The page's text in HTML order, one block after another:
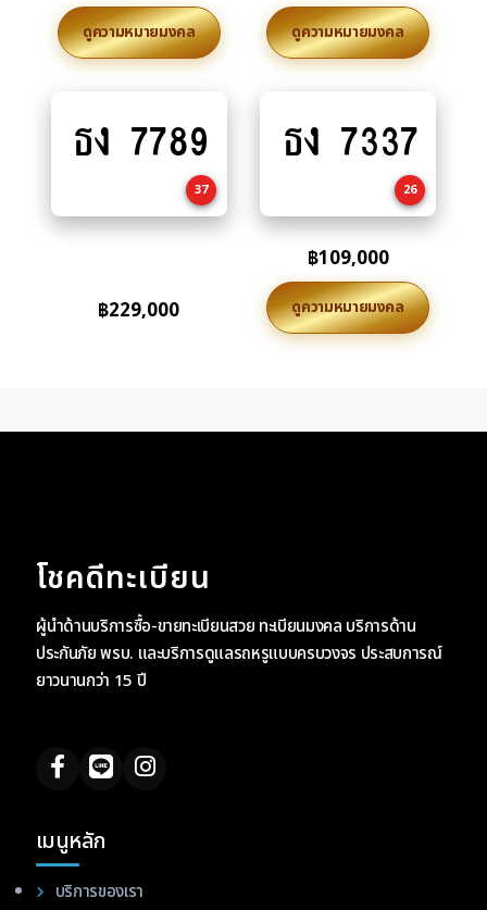
ดูความหมายมงคล ดูความหมายมงคล
to
ธง 7789
37
฿229,000
to
ธง 7337
26
฿109,000
ดูความหมายมงคล
โชคดีทะเบียน
ผู้นำด้านบริการซื้อ-ขายทะเบียนสวย ทะเบียนมงคล บริการด้าน
ประกันภัย พรบ. และบริการดูแลรถหรูแบบครบวงจร ประสบการณ์
ยาวนานกว่า 15 ปี
เมนูหลัก
บริการของเรา